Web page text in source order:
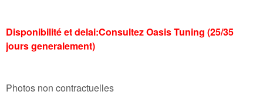
Disponibilité et delai:Consultez Oasis Tuning (25/35
jours generalement)
Photos non contractuelles